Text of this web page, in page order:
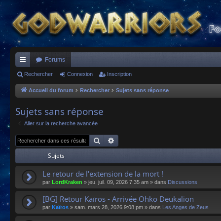
ac
co
s
Forums
Rechercher Connexion Inscription
Accueil du forum Rechercher Sujets sans réponse
Sujets sans réponse
Aller sur la recherche avancée
Rechercher
Sujets
Le retour de l'extension de la mort !
par LordKraken » jeu. juil. 09, 2026 7:35 am » dans Discussions
[BG] Retour Kaïros - Arrivée Ohko Deukalion
par Kaïros » sam. mars 28, 2026 9:08 pm » dans Les Anges de Zeus